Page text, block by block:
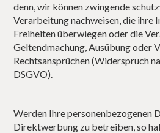
denn, wir können zwingende
Verarbeitung nachweisen, die ihre
Freiheiten überwiegen oder die
Geltendmachung, Ausübung oder
Rechtsansprüchen (Widerspruch
DSGVO).
Werden Ihre personenbezogenen
Direktwerbung zu betreiben, so